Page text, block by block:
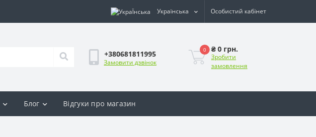
Українська Особистий кабінет
+380681811995
Замовити дзвінок
0 ₴ 0 грн.
Зробити
замовлення
Блог Відгуки про магазин